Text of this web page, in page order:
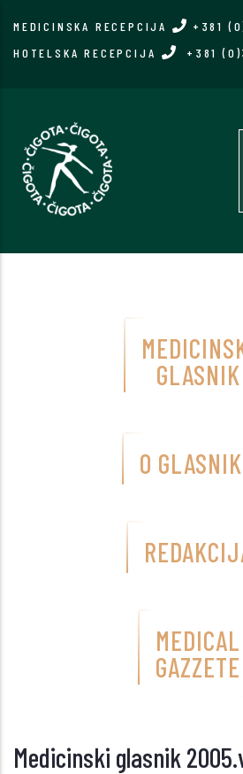
MEDICINSKA RECEPCIJA +381
HOTELSKA RECEPCIJA
+381
GLASNIK
O
MEDICAL
GAZZETE
Medicinski glasnik